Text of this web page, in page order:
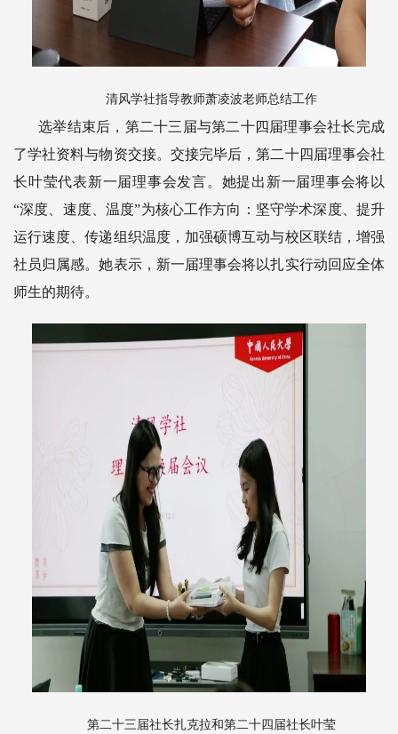
清风学社指导教师萧凌波老师总结工作
选举结束后，第二十三届与第二十四届理事会社长完成
了学社资料与物资交接。交接完毕后，第二十四届理事会社
长叶莹代表新一届理事会发言。她提出新一届理事会将以
“深度、速度、温度”为核心工作方向：坚守学术深度、提升
运行速度、传递组织温度，加强硕博互动与校区联结，增强
社员归属感。她表示，新一届理事会将以扎实行动回应全体
师生的期待。
第二十三届社长扎克拉和第二十四届社长叶莹